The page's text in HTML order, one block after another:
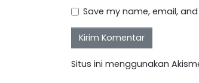
Save my name, email,
Situs ini menggunakan